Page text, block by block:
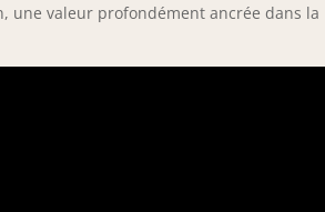
une valeur profondément ancrée dans la